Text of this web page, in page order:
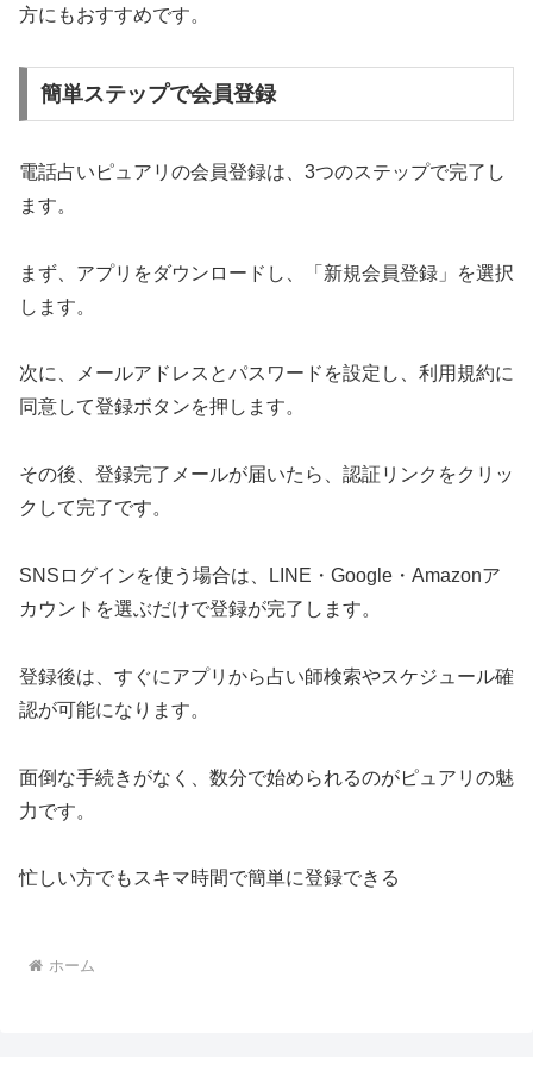
方にもおすすめです。
簡単ステップで会員登録
電話占いピュアリの会員登録は、3つのステップで完了し
ます。
まず、アプリをダウンロードし、「新規会員登録」を選択
します。
次に、メールアドレスとパスワードを設定し、利用規約に
同意して登録ボタンを押します。
その後、登録完了メールが届いたら、認証リンクをクリッ
クして完了です。
SNSログインを使う場合は、LINE・Google・Amazonア
カウントを選ぶだけで登録が完了します。
登録後は、すぐにアプリから占い師検索やスケジュール確
認が可能になります。
面倒な手続きがなく、数分で始められるのがピュアリの魅
力です。
忙しい方でもスキマ時間で簡単に登録できる
ホーム